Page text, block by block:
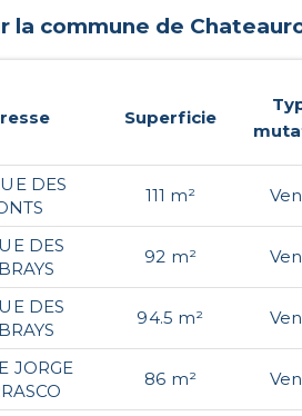
la commune de
Superficie
DES
111 m²
DES
92 m²
DES
94.5 m²
JORGE
86 m²